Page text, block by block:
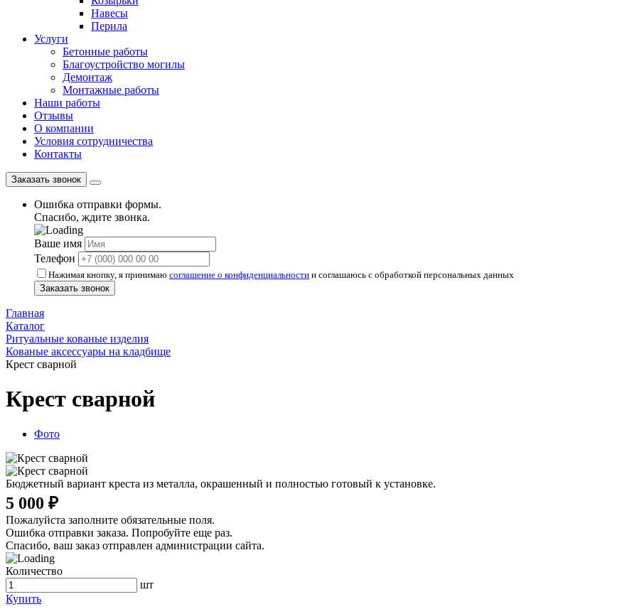
Навесы
Перила
Услуги
Бетонные работы
Благоустройство могилы
Демонтаж
Монтажные работы
Наши работы
Отзывы
О компании
Условия сотрудничества
Контакты
Заказать звонок
Ошибка отправки формы.
Спасибо, ждите звонка.
Ваше имя
Телефон
Нажимая кнопку, я принимаю соглашение о конфиденциальности и соглашаюсь с обработкой персональных данных
Заказать звонок
Главная
Каталог
Ритуальные кованые изделия
Кованые аксессуары на кладбище
Крест сварной
Крест сварной
Фото
Бюджетный вариант креста из металла, окрашенный и полностью готовый к установке.
5 000 ₽
Пожалуйста заполните обязательные поля.
Ошибка отправки заказа. Попробуйте еще раз.
Спасибо, ваш заказ отправлен администрации сайта.
Количество
шт
Купить